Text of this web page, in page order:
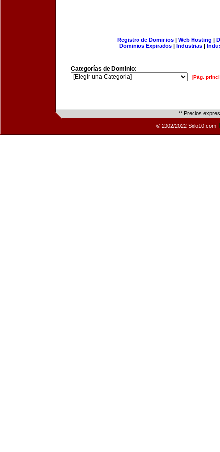
Registro de Dominios| Web Hosting |
Dominios Expirados | Industrias |
Categorías de Dominio:
[Pág.
** Precios
© 2002/2022 Solo10.com